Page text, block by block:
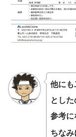
他にも
とした
参考に
ちな